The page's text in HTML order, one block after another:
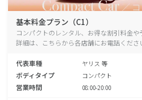
基本料金プラン（C1）
コンパクトのレンタル、お得な割引料金
詳細は、こちらから各店舗にお電話くださ
代表車種 ヤリス 等
ボディタイプ コンパクト
営業時間 08:00-20:00